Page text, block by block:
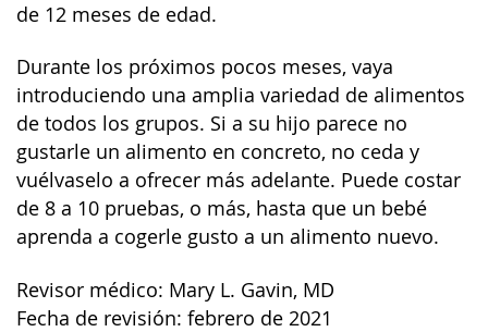
de 12 meses de edad.
Durante los próximos pocos meses, vaya
introduciendo una amplia variedad de alimentos
de todos los grupos. Si a su hijo parece no
gustarle un alimento en concreto, no ceda y
vuélvaselo a ofrecer más adelante. Puede costar
de 8 a 10 pruebas, o más, hasta que un bebé
aprenda a cogerle gusto a un alimento nuevo.
Revisor médico: Mary L. Gavin, MD
Fecha de revisión: febrero de 2021